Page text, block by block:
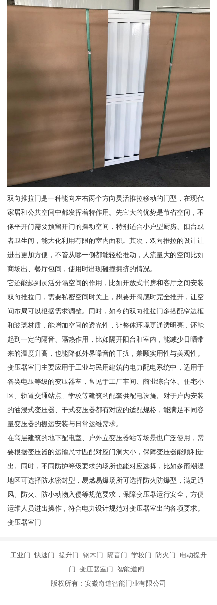
双向推拉门是一种能向左右两个方向灵活推拉移动的门型，在现代
家居和公共空间中都发挥着特作用。先它大的优势是节省空间，不
像平开门需要预留开门的摆动空间，特别适合小户型厨房、阳台或
者卫生间，能大化利用有限的室内面积。其次，双向推拉的设计让
进出更加方便，不管从哪一侧都能轻松推动，人流量大的空间比如
商场出、餐厅包间，使用时出现碰撞拥挤的情况。
它还能起到灵活分隔空间的作用，比如开放式书房和客厅之间安装
双向推拉门，需要私密空间时关上，想要开阔感时完全推开，让空
间布局可以根据需求调整。同时，如今的双向推拉门多搭配窄边框
和玻璃材质，能增加空间的透光性，让整体环境更通透明亮，还能
起到一定的隔音、隔热作用，比如隔开阳台和室内，能减少日晒带
来的温度升高，也能降低外界噪音的干扰，兼顾实用性与美观性。
变压器室门主要应用于工业与民用建筑的电力配电系统中，适用于
各类电压等级的变压器室，常见于工厂车间、商业综合体、住宅小
区、轨道交通站点、学校等建筑的配套供配电设施。对于户内安装
的油浸式变压器、干式变压器都有对应的适配规格，能满足不同容
量变压器的搬运安装与日常运维需求。
在高层建筑的地下配电室、户外立变压器站等场景也广泛使用，需
要根据变压器的运输尺寸匹配对应门洞大小，保障变压器能顺利进
出。同时，不同防护等级要求的场所也能对应选择，比如多雨潮湿
地区可选择防水密封型，易燃易爆场所可选择防火防爆型，满足通
风、防火、防小动物入侵等规范要求，保障变压器运行安全，方便
运维人员进出操作，符合电力设计规范对变压器室出的各项要求。
变压器室门
工业门 快速门 提升门 钢木门 隔音门 学校门 防火门 电动提升
门 变压器室门 智能道闸
版权所有：安徽奇道智能门业有限公司